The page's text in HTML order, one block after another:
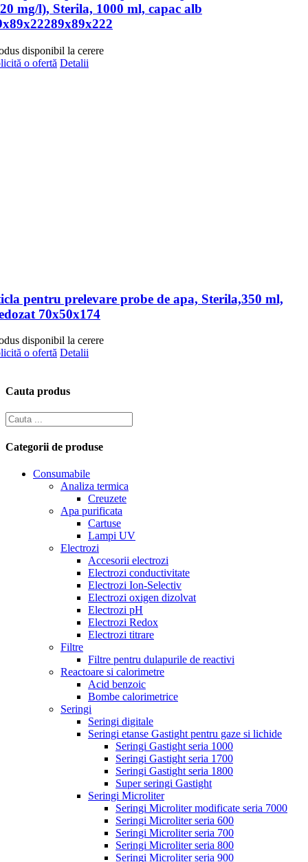
mg/l), Sterila, 1000 ml, capac alb
disponibil la cerere
o ofertă Detalii
pentru prelevare probe de apa, Sterila,350 ml,
70x50x174
disponibil la cerere
o ofertă Detalii
Cauta produs
Categorii de produse
Consumabile
Analiza termica
Creuzete
Apa purificata
Cartuse
Lampi UV
Electrozi
Accesorii electrozi
Electrozi conductivitate
Electrozi Ion-Selectiv
Electrozi oxigen dizolvat
Electrozi pH
Electrozi Redox
Electrozi titrare
Filtre
Filtre pentru dulapurile de reactivi
Reactoare si calorimetre
Acid benzoic
Bombe calorimetrice
Seringi
Seringi digitale
Seringi etanse Gastight pentru gaze si lichide
Seringi Gastight seria 1000
Seringi Gastight seria 1700
Seringi Gastight seria 1800
Super seringi Gastight
Seringi Microliter
Seringi Microliter modificate seria 7000
Seringi Microliter seria 600
Seringi Microliter seria 700
Seringi Microliter seria 800
Seringi Microliter seria 900